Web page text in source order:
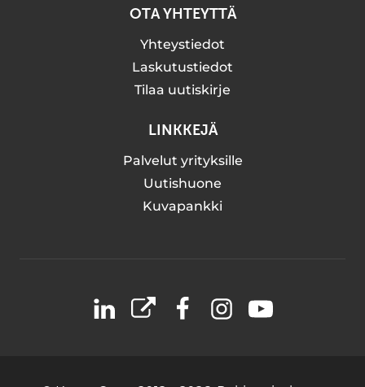
OTA YHTEYTTÄ
Yhteystiedot
Laskutustiedot
Tilaa uutiskirje
LINKKEJÄ
Palvelut yrityksille
Uutishuone
Kuvapankki
LinkedIn
X FacebookInstagramYouTube